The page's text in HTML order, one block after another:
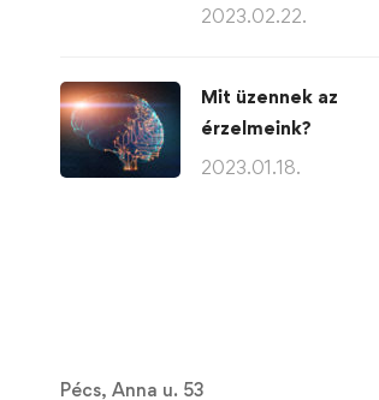
2023.02.22.
Mit üzennek az
érzelmeink?
2023.01.18.
Pécs, Anna u. 53